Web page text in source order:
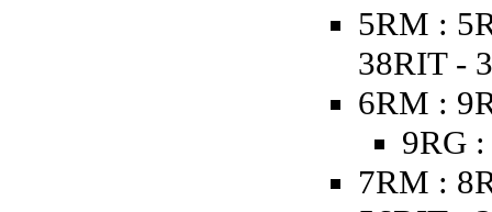
5RM :
38RIT -
6RM :
9RG
7RM :